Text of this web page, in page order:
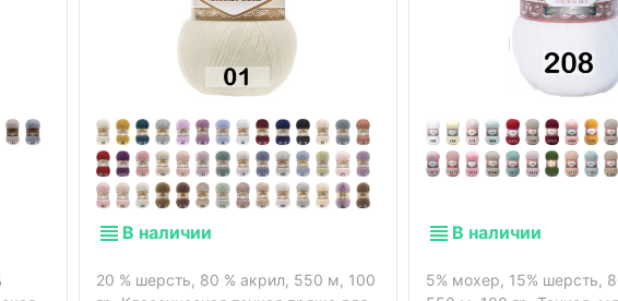
В наличии
20 % шерсть, 80 % акрил, 550 м, 100
В наличии
5% мохер, 15% шерсть,